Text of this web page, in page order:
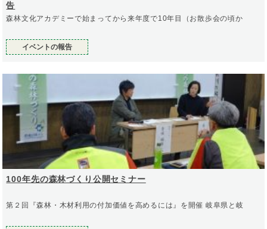
告
森林文化アカデミーで始まってから来年度で10年目（お散歩会の頃か
イベントの報告
100年先の森林づくり公開セミナー
第２回『森林・木材利用の付加価値を高めるには』を開催 岐阜県と岐